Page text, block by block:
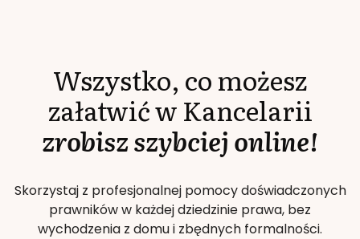
Wszystko, co możesz
załatwić w Kancelarii
zrobisz szybciej online!
Skorzystaj z profesjonalnej pomocy doświadczonych
prawników w każdej dziedzinie prawa, bez
wychodzenia z domu i zbędnych formalności.